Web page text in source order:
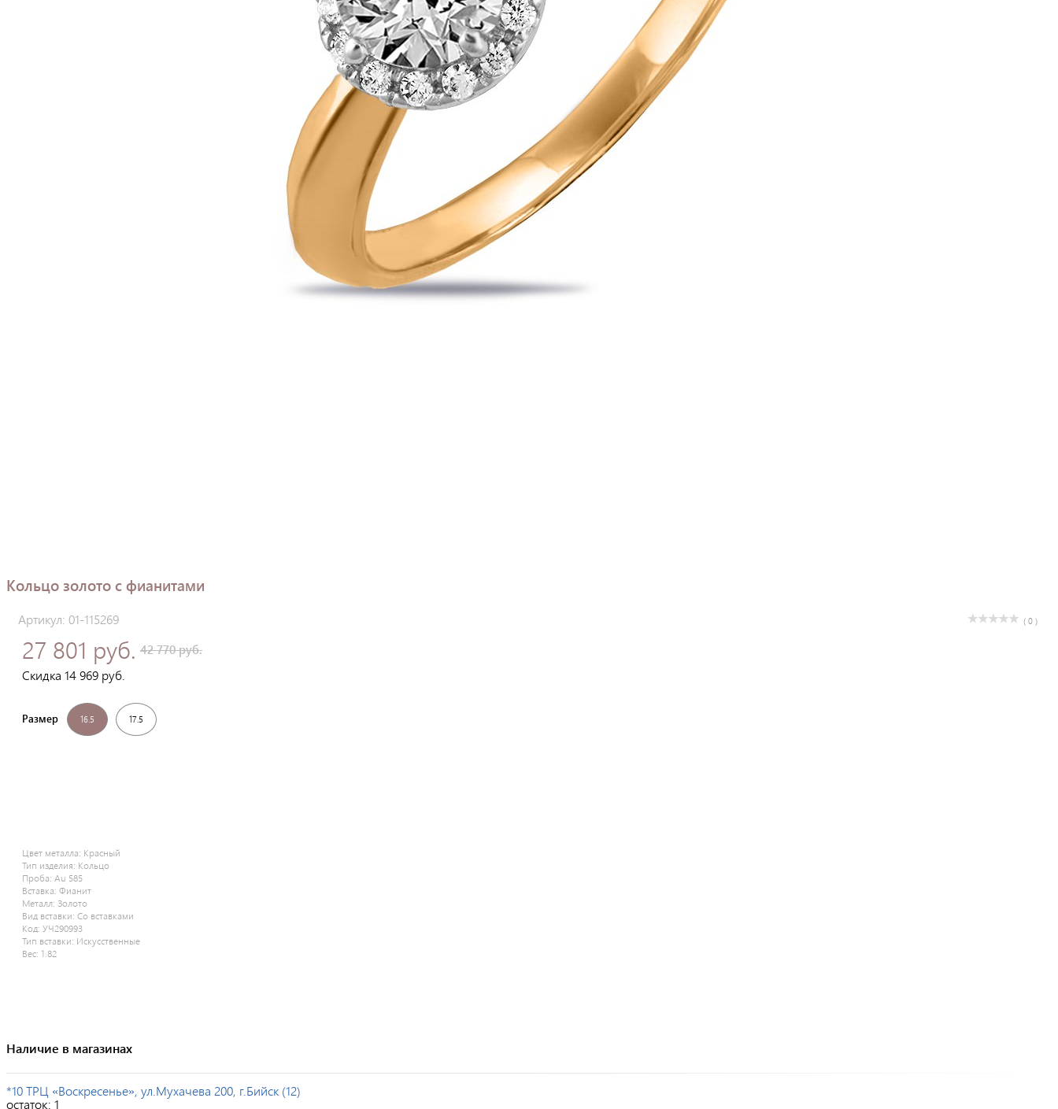
Кольцо золото с фианитами
Артикул: 01-115269 ( 0 )
27 801 руб. 42 770 руб.
Скидка 14 969 руб.
Размер 16.5 17.5
Цвет металла: Красный
Тип изделия: Кольцо
Проба: Au 585
Вставка: Фианит
Металл: Золото
Вид вставки: Со вставками
Код: УЧ290993
Тип вставки: Искусственные
Вес: 1.82
Наличие в магазинах
*10 ТРЦ «Воскресенье», ул.Мухачева 200, г.Бийск (12)
остаток: 1